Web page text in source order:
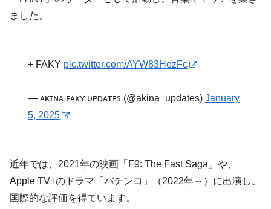
ました。
+ FAKY pic.twitter.com/AYW83HezFc
— ᴀᴋɪɴᴀ ꜰᴀᴋʏ ᴜᴘᴅᴀᴛᴇꜱ (@akina_updates) January
5, 2025
近年では、2021年の映画「F9: The Fast Saga」や、
Apple TV+のドラマ「パチンコ」（2022年～）に出演し、
国際的な評価を得ています。